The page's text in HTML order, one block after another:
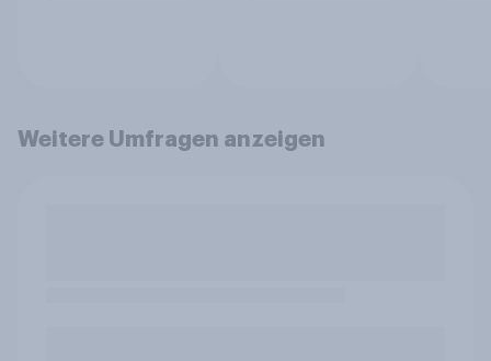
Weitere Umfragen anzeigen